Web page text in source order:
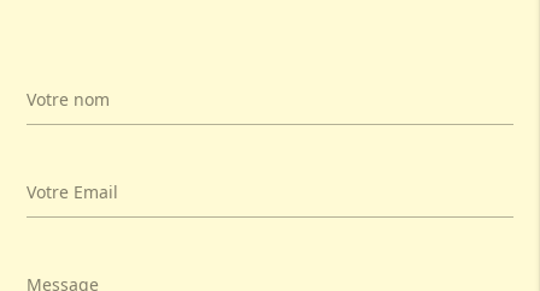
Votre nom
Votre Email
Message